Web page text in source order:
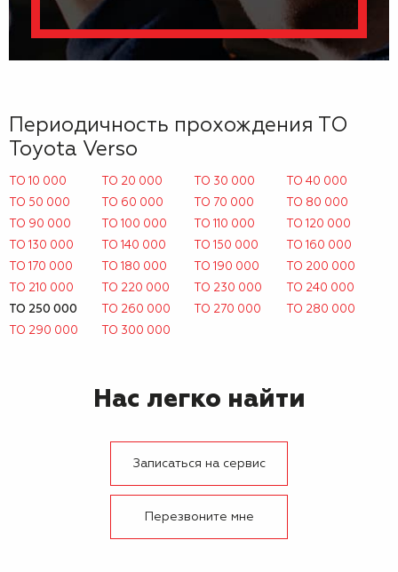
Периодичность прохождения ТО
Toyota Verso
ТО 10 000 ТО 20 000 ТО 30 000
ТО 40 000
ТО 50 000
ТО 60 000 ТО 70 000
ТО 80 000
ТО 90 000
ТО 100 000 ТО 110 000
ТО 120 000
ТО 130 000
ТО 140 000 ТО 150 000
ТО 160 000
ТО 170 000
ТО 180 000 ТО 190 000
ТО 200 000
ТО 210 000
ТО 220 000 ТО 230 000
ТО 240 000
ТО 250 000
ТО 260 000 ТО 270 000
ТО 280 000
ТО 290 000
ТО 300 000
Нас легко найти
Записаться на сервис
Перезвоните мне